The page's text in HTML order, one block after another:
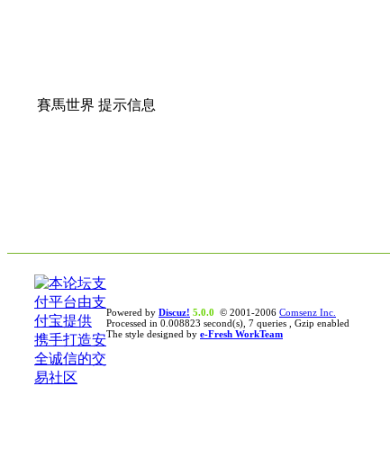
賽馬世界 提示信息
Powered by Discuz! 5.0.0 © 2001-2006 Comsenz Inc.
Processed in 0.008823 second(s), 7 queries , Gzip enabled
The style designed by e-Fresh WorkTeam